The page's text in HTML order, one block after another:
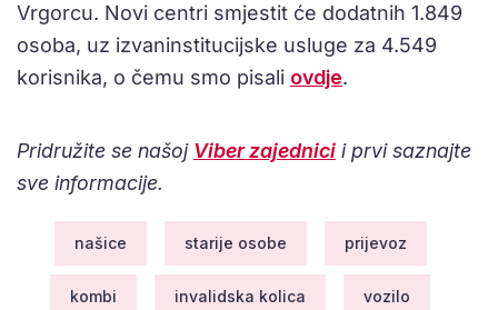
Vrgorcu. Novi centri smjestit će dodatnih 1.849
osoba, uz izvaninstitucijske usluge za 4.549
korisnika, o čemu smo pisali ovdje.
Pridružite se našoj Viber zajednici i prvi saznajte
sve informacije.
našice starije osobe prijevoz
kombi invalidska kolica vozilo